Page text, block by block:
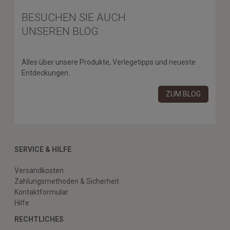
BESUCHEN SIE AUCH
UNSEREN BLOG
Alles über unsere Produkte, Verlegetipps und neueste
Entdeckungen.
ZUM BLOG
SERVICE & HILFE
Versandkosten
Zahlungsmethoden & Sicherheit
Kontaktformular
Hilfe
RECHTLICHES